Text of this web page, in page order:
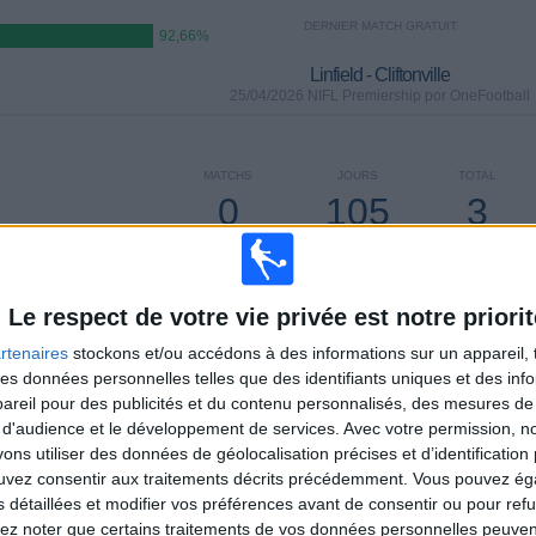
Le respect de votre vie privée est notre
stockons et/ou accédons à des informations sur un appareil,
données personnelles telles que des identifiants uniques et des
pour des publicités et du contenu personnalisés, des mesures
et le développement de services. Avec votre permission,
utiliser des données de géolocalisation précises et d’identification
consentir aux traitements décrits précédemment. Vous pouvez
détaillées et modifier vos préférences avant de consentir ou pour
noter que certains traitements de vos données personnelles
92,66%
DERNIER MATCH GRATUIT
Linfield - Cliftonville
25/04/2026 NIFL Premiership por OneFootball
TOTAL
3
JOURS
105
MATCHS
0
CONSECUTIFS
PAYANTS
TOTAL
14
ADVERSAIRES
MAXIMUM
16
TOTAL
1
COMPÉTITIONS
CLASSEMENT PAR COMPÉTITIONS